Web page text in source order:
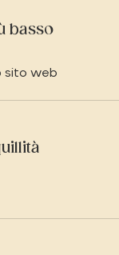
basso
sito web